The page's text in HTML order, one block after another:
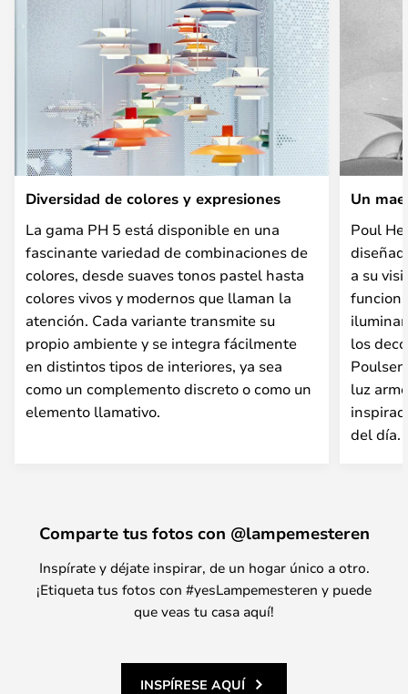
Diversidad de colores y expresiones
La gama PH 5 está disponible en una
fascinante variedad de combinaciones de
colores, desde suaves tonos pastel hasta
colores vivos y modernos que llaman la
atención. Cada variante transmite su
propio ambiente y se integra fácilmente
en distintos tipos de interiores, ya sea
como un complemento discreto o como un
elemento llamativo.
Un
Poul
a su
los
luz
del día.
Comparte tus fotos con @lampemesteren
Inspírate y déjate inspirar, de un hogar único a otro.
¡Etiqueta tus fotos con #yesLampemesteren y puede
que veas tu casa aquí!
INSPÍRESE AQUÍ